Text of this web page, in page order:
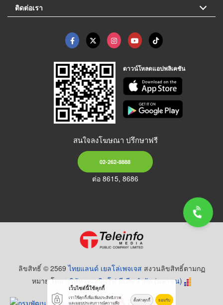
ติดต่อเรา
ดาวน์โหลดแอปพลิเคชัน
สนใจลงโฆษณา ปรึกษาฟรี
02-262-8888
ต่อ 8615, 8686
ลิขสิทธิ์ © 2569ไทยแลนด์ เยลโล่เพจเจส สงวนลิขสิทธิ์ตามกฏ
หมาย โดยบริษัท เทเลอินโฟ มีเดีย จำกัด (มหาชน)
เว็บไซต์นี้ใช้คุกกี้
เราใช้คุกกี้เพื่อเพิ่มประสิทธิภาพ
และมอบประสบการณ์ความพึง
ตั้งค่าคุกกี้ ยอมรับ